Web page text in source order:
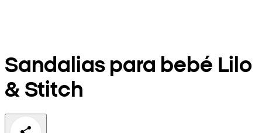
Sandalias para bebé Lilo
& Stitch